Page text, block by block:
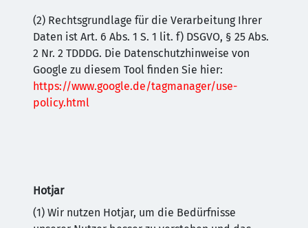
(2) Rechtsgrundlage für die Verarbeitung Ihrer
Daten ist Art. 6 Abs. 1 S. 1 lit. f) DSGVO, § 25 Abs.
2 Nr. 2 TDDDG. Die Datenschutzhinweise von
Google zu diesem Tool finden Sie hier:
https://www.google.de/tagmanager/use-
policy.html
Hotjar
(1) Wir nutzen Hotjar, um die Bedürfnisse